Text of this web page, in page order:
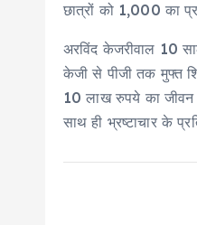
छात्रों को 1,000 का
अरविंद केजरीवाल 10
केजी से पीजी तक मुफ्त
10 लाख रुपये का जीवन
साथ ही भ्रष्टाचार के